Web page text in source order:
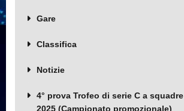
Gare
Classifica
Notizie
4° prova Trofeo di serie C a squadre
2025 (Campionato promozionale)